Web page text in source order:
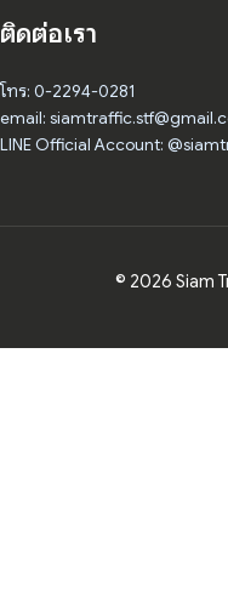
ติดต่อเรา
โทร: 0-2294-0281
email:
LINE Official Account:
© 2026 Siam